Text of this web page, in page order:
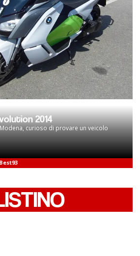
2014
curioso di provare un veicolo